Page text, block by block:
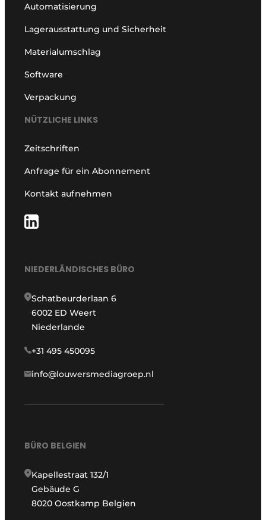
Automatisierung
Lagerausstattung und Sicherheit
Materialumschlag
Software
Verpackung
NÜTZLICHE LINKS
Zeitschriften
Anfrage für ein Abonnement
Kontakt aufnehmen
NIEDERLÄNDISCHES BÜRO
Schatbeurderlaan 6
6002 ED Weert
Niederlande
+31 495 450095
info@louwersmediagroep.nl
BÜRO BELGIEN
Kapellestraat 132/1
Gebäude G
8020 Oostkamp Belgien